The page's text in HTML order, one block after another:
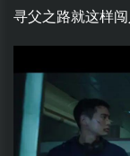
寻父之路就这样